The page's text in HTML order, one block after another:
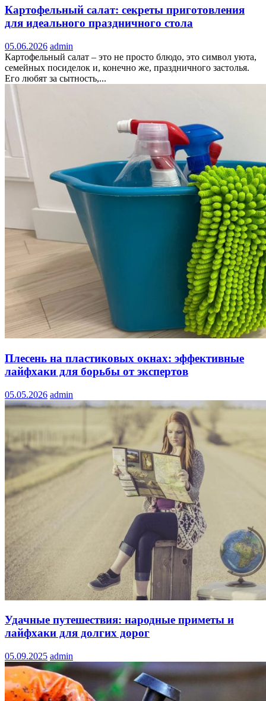
Картофельный салат: секреты приготовления
для идеального праздничного стола
05.06.2026 admin
Картофельный салат – это не просто блюдо, это символ уюта,
семейных посиделок и, конечно же, праздничного застолья.
Его любят за сытность,...
Плесень на пластиковых окнах: эффективные
лайфхаки для борьбы от экспертов
05.05.2026 admin
Удачные путешествия: народные приметы и
лайфхаки для долгих дорог
05.09.2025 admin